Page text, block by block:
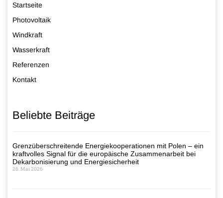
Startseite
Photovoltaik
Windkraft
Wasserkraft
Referenzen
Kontakt
Beliebte Beiträge
Grenzüberschreitende Energiekooperationen mit Polen – ein
kraftvolles Signal für die europäische Zusammenarbeit bei
Dekarbonisierung und Energiesicherheit
26. Mai 2026